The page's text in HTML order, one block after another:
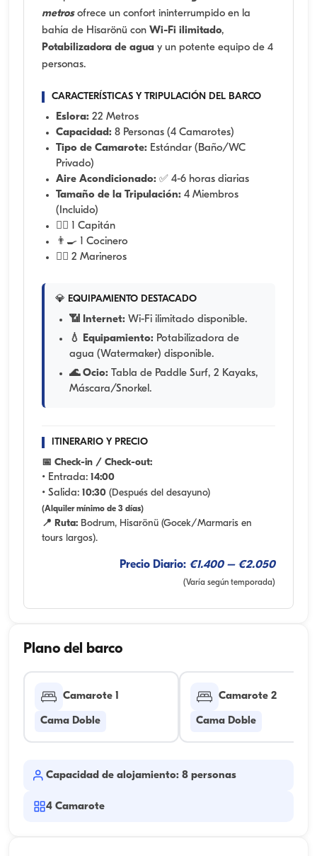
metrosofrece un confort ininterrumpido en la
bahía de Hisarönü con Wi-Fi ilimitado,
Potabilizadora de agua y un potente equipo de 4
personas.
CARACTERÍSTICAS Y TRIPULACIÓN DEL BARCO
Eslora: 22 Metros
Capacidad: 8 Personas (4 Camarotes)
Tipo de Camarote: Estándar (Baño/WC
Privado)
Aire Acondicionado: ✅ 4-6 horas diarias
Tamaño de la Tripulación: 4 Miembros
(Incluido)
👨‍✈️ 1 Capitán
👨‍🍳 1 Cocinero
🧑‍✈️ 2 Marineros
💎 EQUIPAMIENTO DESTACADO
📶 Internet: Wi-Fi ilimitado disponible.
💧 Equipamiento: Potabilizadora de
agua (Watermaker) disponible.
🌊 Ocio: Tabla de Paddle Surf, 2 Kayaks,
Máscara/Snorkel.
ITINERARIO Y PRECIO
📅 Check-in / Check-out:
• Entrada: 14:00
• Salida: 10:30 (Después del desayuno)
(Alquiler mínimo de 3 días)
📍 Ruta: Bodrum, Hisarönü (Gocek/Marmaris en
tours largos).
Precio Diario: €1.400 – €2.050
(Varía según temporada)
Plano del barco
Camarote 1
Cama Doble
Camarote 2
Cama Doble
Capacidad de alojamiento: 8 personas
4 Camarote